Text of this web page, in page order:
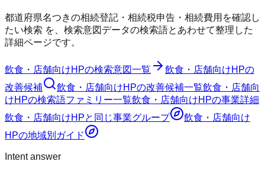
都道府県名つきの相続登記・相続税申告・相続費用を確認し
たい検索 を、検索意図データの検索語とあわせて整理した
詳細ページです。
飲食・店舗向けHPの検索意図一覧 飲食・店舗向けHPの
改善候補
飲食・店舗向けHPの改善候補一覧飲食・店舗向
けHPの検索語ファミリー一覧飲食・店舗向けHPの事業詳細
飲食・店舗向けHPと同じ事業グループ
飲食・店舗向け
HPの地域別ガイド
Intent answer